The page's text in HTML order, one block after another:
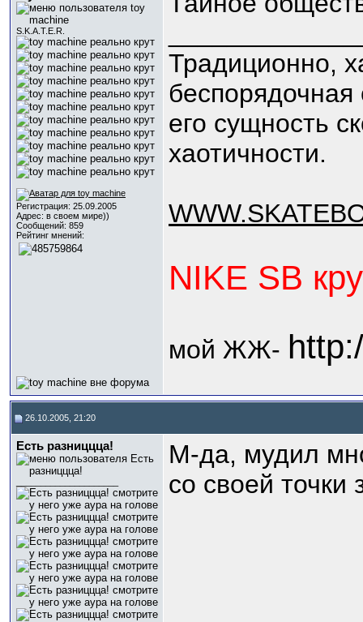
S.K.A.T.E.R.
Регистрация: 25.09.2005
Адрес: в своем мире))
Сообщений: 859
Рейтинг мнений:
Традиционно,
беспорядочная
его сущность
хаотичности.
NIKE SB
мой ЖЖ-
26.10.2005, 21:20
Есть разниццца!
М-да, мудил
со своей точки